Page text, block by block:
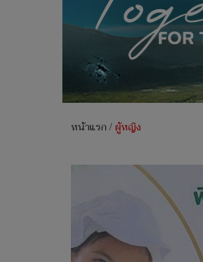
หน้าแรก/ผู้หญิง